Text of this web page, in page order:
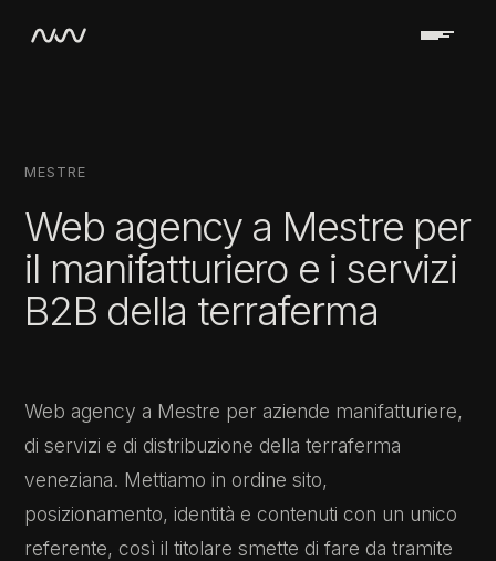
MESTRE
Web agency a Mestre per
il manifatturiero e i servizi
B2B della terraferma
Web agency a Mestre per aziende manifatturiere,
di servizi e di distribuzione della terraferma
veneziana. Mettiamo in ordine sito,
posizionamento, identità e contenuti con un unico
referente, così il titolare smette di fare da tramite